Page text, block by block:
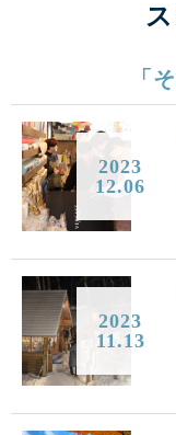
「
2023
12.06
2023
11.13